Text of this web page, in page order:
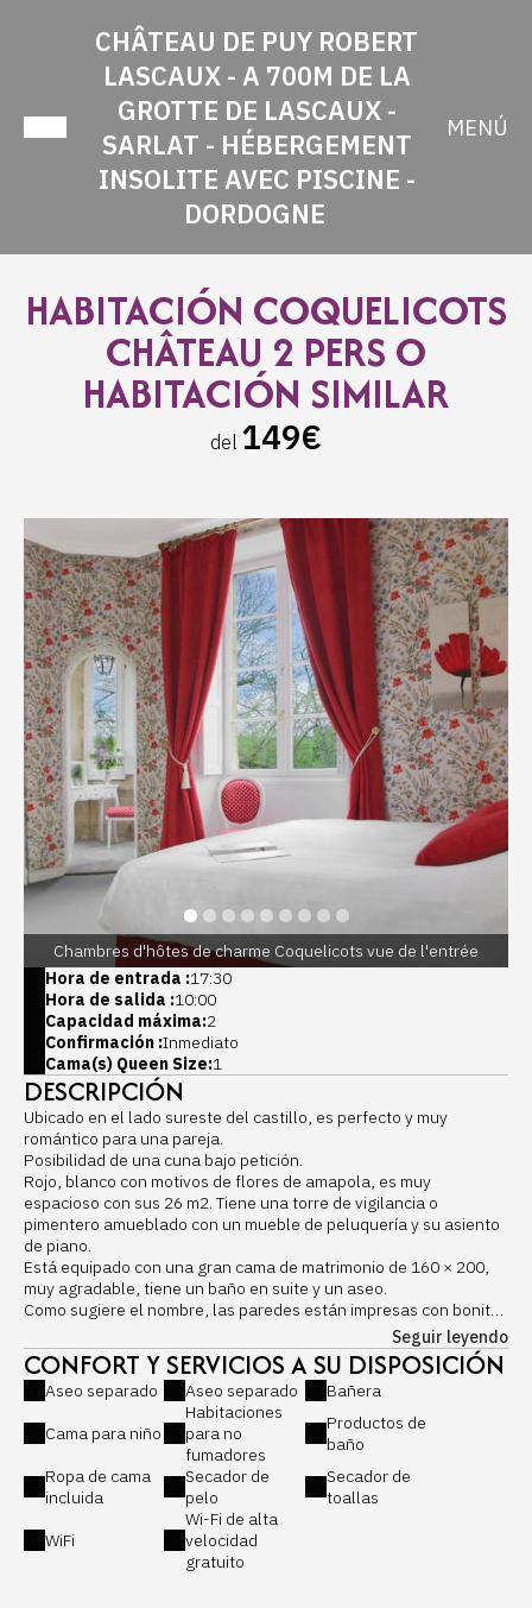
CHÂTEAU DE PUY ROBERT
LASCAUX - A 700M DE LA
GROTTE DE LASCAUX -
SARLAT - HÉBERGEMENT
INSOLITE AVEC PISCINE -
DORDOGNE
MENÚ
HABITACIÓN COQUELICOTS
CHÂTEAU 2 PERS O
HABITACIÓN SIMILAR
del 149€
Chambres d'hôtes de charme Coquelicots vue de l'entrée
Hora de entrada :17:30
Hora de salida :10:00
Capacidad máxima:2
Confirmación :Inmediato
Cama(s) Queen Size:1
DESCRIPCIÓN
Ubicado en el lado sureste del castillo, es perfecto y muy
romántico para una pareja.
Posibilidad de una cuna bajo petición.
Rojo, blanco con motivos de flores de amapola, es muy
espacioso con sus 26 m2. Tiene una torre de vigilancia o
pimentero amueblado con un mueble de peluquería y su asiento
de piano.
Está equipado con una gran cama de matrimonio de 160 × 200,
muy agradable, tiene un baño en suite y un aseo.
Como sugiere el nombre, las paredes están impresas con bonitas
amapolas en un lienzo estirado de muy buena calidad.
Un sorprendente pimentero digno de castillos fortificados viene
a sostener la fachada y da todo su encanto a esta magnífica y
romántica estancia.
Tiene una gran demanda porque rezuma un encanto loco y un
lado romántico atemporal, es una habitación de los amantes ...
- Cama Queen Size de 160
Colchón Springto Dynamic 4 * de Thiriez, marca francesa
- Zona lounge con sillón
- espejo de pie grande en la entrada
- cofre de almacenamiento
Seguir leyendo
CONFORT Y SERVICIOS A SU DISPOSICIÓN
Aseo separado Aseo separado
Bañera
Cama para niño
Habitaciones
para no
fumadores
Productos de
baño
Ropa de cama
incluida
Secador de
pelo
Secador de
toallas
WiFi
Wi-Fi de alta
velocidad
gratuito